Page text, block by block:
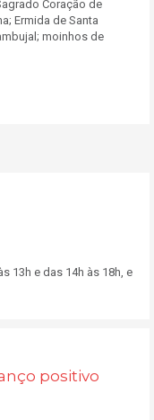
Coração de
Ermida de Santa
moinhos de
13h e das 14h às 18h, e
positivo